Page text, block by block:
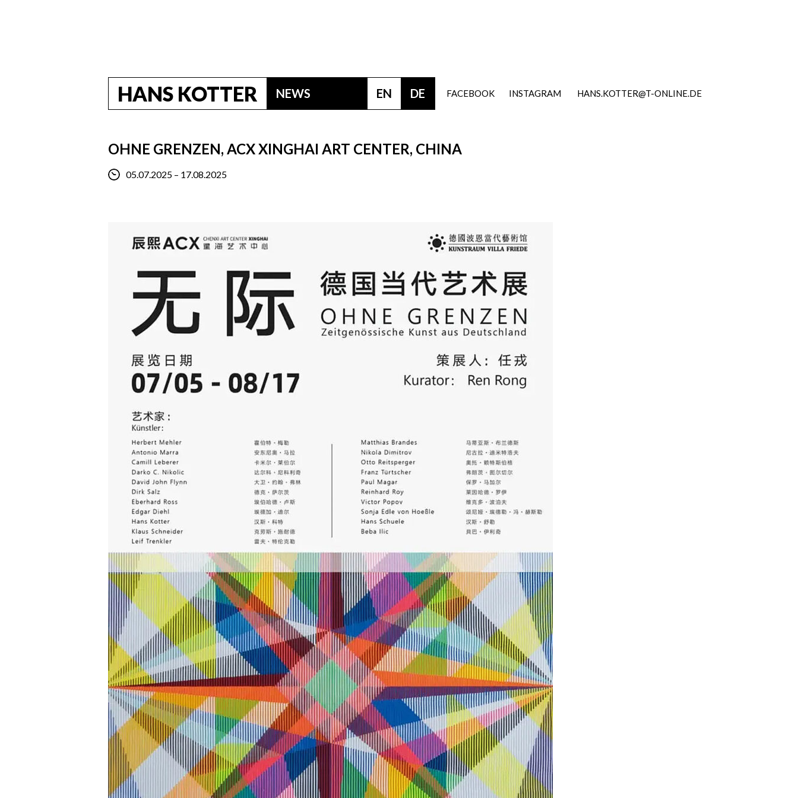
HANS KOTTER NEWS DE
EN INSTAGRAM
FACEBOOK HANS.KOTTER@T-ONLINE.DE
OHNE GRENZEN, ACX XINGHAI ART CENTER, CHINA
05.07.2025 – 17.08.2025